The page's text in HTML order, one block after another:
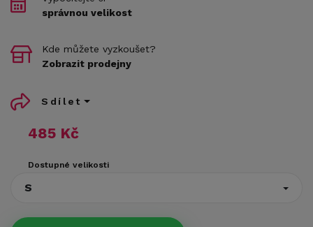
485 Kč
Dostupné velikosti
S
správnou velikost
Kde můžete vyzkoušet?
Zobrazit prodejny
Sdílet